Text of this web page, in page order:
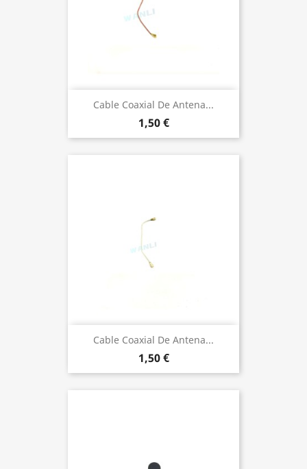
Cable Coaxial De Antena...
1,50 €
Cable Coaxial De Antena...
1,50 €